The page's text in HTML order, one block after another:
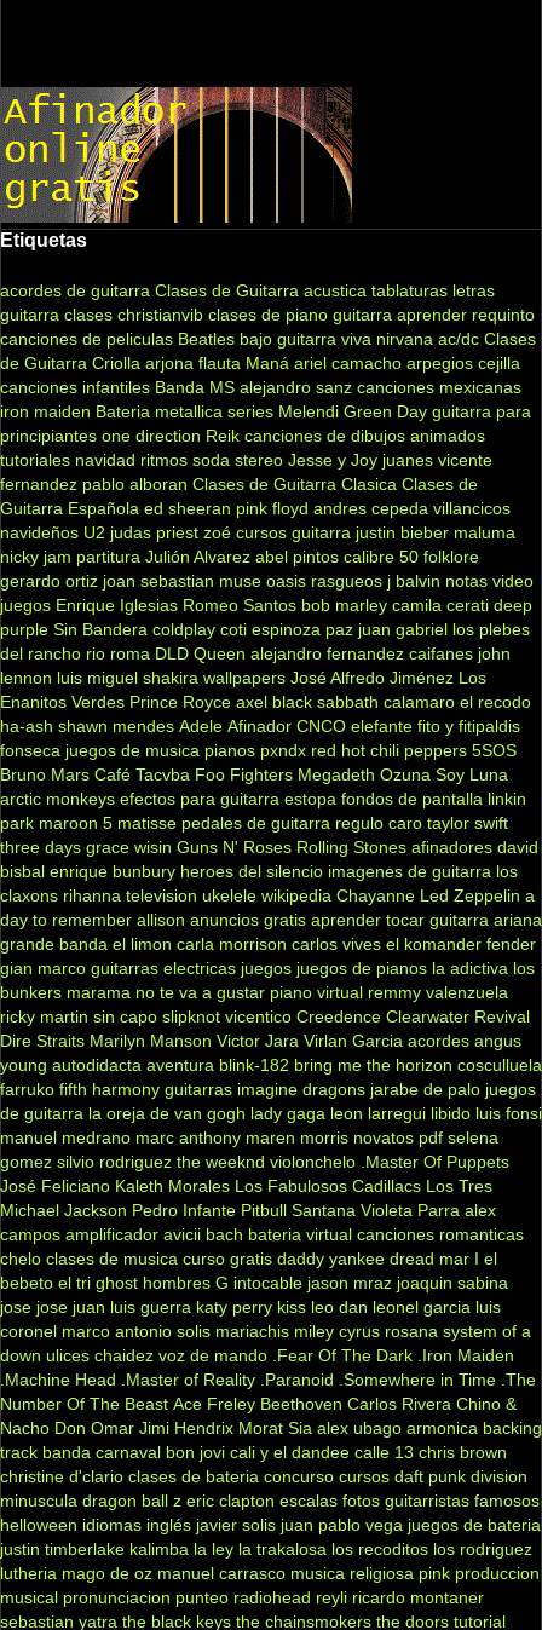
Etiquetas
acordes de guitarra Clases de Guitarra acustica tablaturas letras
guitarra clases christianvib clases de piano guitarra aprender requinto
canciones de peliculas Beatles bajo guitarra viva nirvana ac/dc Clases
de Guitarra Criolla arjona flauta Maná ariel camacho arpegios cejilla
canciones infantiles Banda MS alejandro sanz canciones mexicanas
iron maiden Bateria metallica series Melendi Green Day guitarra para
principiantes one direction Reik canciones de dibujos animados
tutoriales navidad ritmos soda stereo Jesse y Joy juanes vicente
fernandez pablo alboran Clases de Guitarra Clasica Clases de
Guitarra Española ed sheeran pink floyd andres cepeda villancicos
navideños U2 judas priest zoé cursos guitarra justin bieber maluma
nicky jam partitura Julión Alvarez abel pintos calibre 50 folklore
gerardo ortiz joan sebastian muse oasis rasgueos j balvin notas video
juegos Enrique Iglesias Romeo Santos bob marley camila cerati deep
purple Sin Bandera coldplay coti espinoza paz juan gabriel los plebes
del rancho rio roma DLD Queen alejandro fernandez caifanes john
lennon luis miguel shakira wallpapers José Alfredo Jiménez Los
Enanitos Verdes Prince Royce axel black sabbath calamaro el recodo
ha-ash shawn mendes Adele Afinador CNCO elefante fito y fitipaldis
fonseca juegos de musica pianos pxndx red hot chili peppers 5SOS
Bruno Mars Café Tacvba Foo Fighters Megadeth Ozuna Soy Luna
arctic monkeys efectos para guitarra estopa fondos de pantalla linkin
park maroon 5 matisse pedales de guitarra regulo caro taylor swift
three days grace wisin Guns N' Roses Rolling Stones afinadores david
bisbal enrique bunbury heroes del silencio imagenes de guitarra los
claxons rihanna television ukelele wikipedia Chayanne Led Zeppelin a
day to remember allison anuncios gratis aprender tocar guitarra ariana
grande banda el limon carla morrison carlos vives el komander fender
gian marco guitarras electricas juegos juegos de pianos la adictiva los
bunkers marama no te va a gustar piano virtual remmy valenzuela
ricky martin sin capo slipknot vicentico Creedence Clearwater Revival
Dire Straits Marilyn Manson Victor Jara Virlan Garcia acordes angus
young autodidacta aventura blink-182 bring me the horizon cosculluela
farruko fifth harmony guitarras imagine dragons jarabe de palo juegos
de guitarra la oreja de van gogh lady gaga leon larregui libido luis fonsi
manuel medrano marc anthony maren morris novatos pdf selena
gomez silvio rodriguez the weeknd violonchelo .Master Of Puppets
José Feliciano Kaleth Morales Los Fabulosos Cadillacs Los Tres
Michael Jackson Pedro Infante Pitbull Santana Violeta Parra alex
campos amplificador avicii bach bateria virtual canciones romanticas
chelo clases de musica curso gratis daddy yankee dread mar I el
bebeto el tri ghost hombres G intocable jason mraz joaquin sabina
jose jose juan luis guerra katy perry kiss leo dan leonel garcia luis
coronel marco antonio solis mariachis miley cyrus rosana system of a
down ulices chaidez voz de mando .Fear Of The Dark .Iron Maiden
.Machine Head
.Master of Reality .Paranoid .Somewhere in Time .The
Number Of The Beast Ace Freley Beethoven Carlos Rivera Chino &
Nacho Don Omar Jimi Hendrix Morat Sia alex ubago armonica backing
track banda carnaval bon jovi cali y el dandee calle 13 chris brown
christine d'clario clases de bateria concurso cursos daft punk division
minuscula dragon ball z eric clapton escalas fotos guitarristas famosos
helloween idiomas inglés javier solis juan pablo vega juegos de bateria
justin timberlake kalimba la ley la trakalosa los recoditos los rodriguez
lutheria mago de oz manuel carrasco musica religiosa pink produccion
musical pronunciacion punteo radiohead reyli ricardo montaner
sebastian yatra the black keys the chainsmokers the doors tutorial